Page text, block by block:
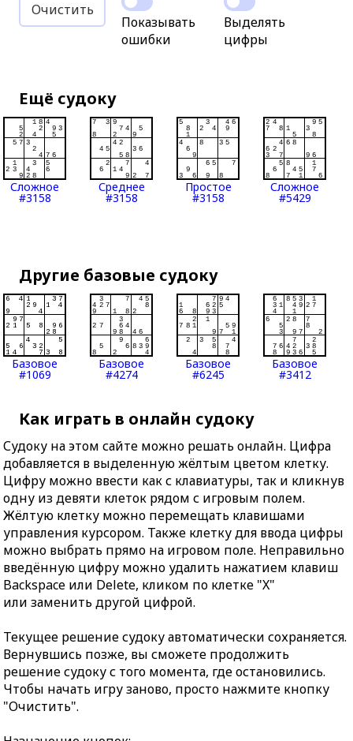
Очистить
Показывать
ошибки
Выделять
цифры
Ещё судоку
Сложное
#3158
Среднее
#3158
Простое
#3158
Сложное
#5429
Другие базовые судоку
Базовое
#1069
Базовое
#4274
Базовое
#6245
Базовое
#3412
Как играть в онлайн судоку
Судоку на этом сайте можно решать онлайн. Цифра
добавляется в выделенную жёлтым цветом клетку.
Цифру можно ввести как с клавиатуры, так и кликнув
одну из девяти клеток рядом с игровым полем.
Жёлтую клетку можно перемещать клавишами
управления курсором. Также клетку для ввода цифры
можно выбрать прямо на игровом поле. Неправильно
введённую цифру можно удалить нажатием клавиш
Backspace или Delete, кликом по клетке "X"
или заменить другой цифрой.
Текущее решение судоку автоматически сохраняется.
Вернувшись позже, вы сможете продолжить
решение судоку с того момента, где остановились.
Чтобы начать игру заново, просто нажмите кнопку
"Очистить".